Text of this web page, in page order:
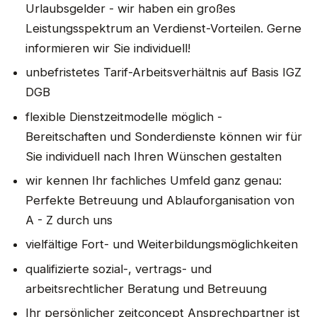
Urlaubsgelder - wir haben ein großes
Leistungsspektrum an Verdienst-Vorteilen. Gerne
informieren wir Sie individuell!
unbefristetes Tarif-Arbeitsverhältnis auf Basis IGZ
DGB
flexible Dienstzeitmodelle möglich -
Bereitschaften und Sonderdienste können wir für
Sie individuell nach Ihren Wünschen gestalten
wir kennen Ihr fachliches Umfeld ganz genau:
Perfekte Betreuung und Ablauforganisation von
A - Z durch uns
vielfältige Fort- und Weiterbildungsmöglichkeiten
qualifizierte sozial-, vertrags- und
arbeitsrechtlicher Beratung und Betreuung
Ihr persönlicher zeitconcept Ansprechpartner ist